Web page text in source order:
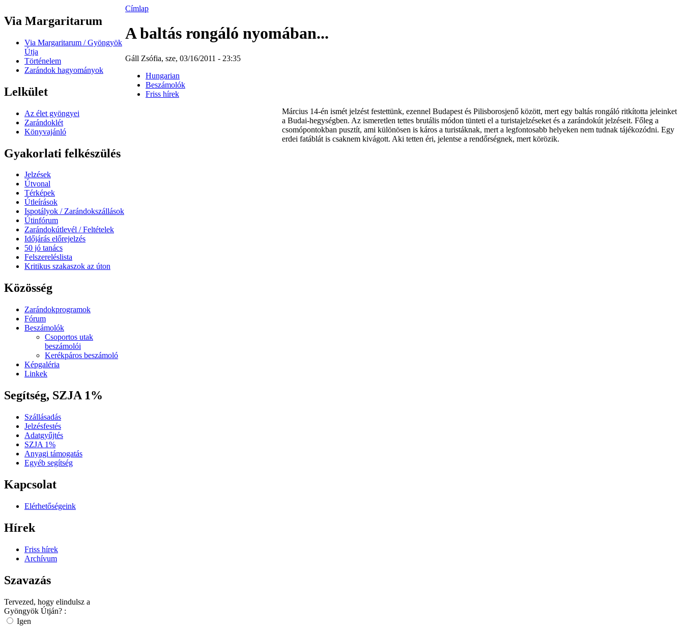
Via Margaritarum
Via Margaritarum / Gyöngyök
Útja
Történelem
Zarándok hagyományok
Lelkület
Az élet gyöngyei
Zarándoklét
Könyvajánló
Gyakorlati felkészülés
Jelzések
Útvonal
Térképek
Útleírások
Ispotályok / Zarándokszállások
Útinfórum
Zarándokútlevél / Feltételek
Időjárás előrejelzés
50 jó tanács
Felszereléslista
Kritikus szakaszok az úton
Közösség
Zarándokprogramok
Fórum
Beszámolók
Csoportos utak
beszámolói
Kerékpáros beszámoló
Képgaléria
Linkek
Segítség, SZJA 1%
Szállásadás
Jelzésfestés
Adatgyűjtés
SZJA 1%
Anyagi támogatás
Egyéb segítség
Kapcsolat
Elérhetőségeink
Hírek
Friss hírek
Archívum
Szavazás
Tervezed, hogy elindulsz a
Gyöngyök Útján? :
Igen
Címlap
A baltás rongáló nyomában...
Gáll Zsófia, sze, 03/16/2011 - 23:35
Hungarian
Beszámolók
Friss hírek
Március 14-én ismét jelzést festettünk, ezennel Budapest és Pilisborosjenő között, mert egy baltás rongáló ritkította jeleinket
a Budai-hegységben. Az ismeretlen tettes brutális módon tünteti el a turistajelzéseket és a zarándokút jelzéseit. Főleg a
csomópontokban pusztít, ami különösen is káros a turistáknak, mert a legfontosabb helyeken nem tudnak tájékozódni. Egy
erdei fatáblát is csaknem kivágott. Aki tetten éri, jelentse a rendőrségnek, mert körözik.